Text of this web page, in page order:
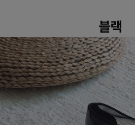
블랙